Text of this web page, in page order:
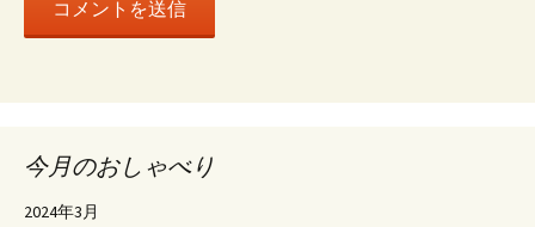
今月のおしゃべり
2024年3月